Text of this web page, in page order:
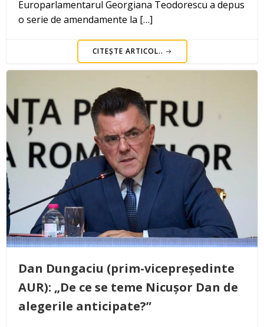
Europarlamentarul Georgiana Teodorescu a depus
o serie de amendamente la […]
CITEȘTE ARTICOL..
Dan Dungaciu (prim-vicepreședinte
AUR): „De ce se teme Nicușor Dan de
alegerile anticipate?”